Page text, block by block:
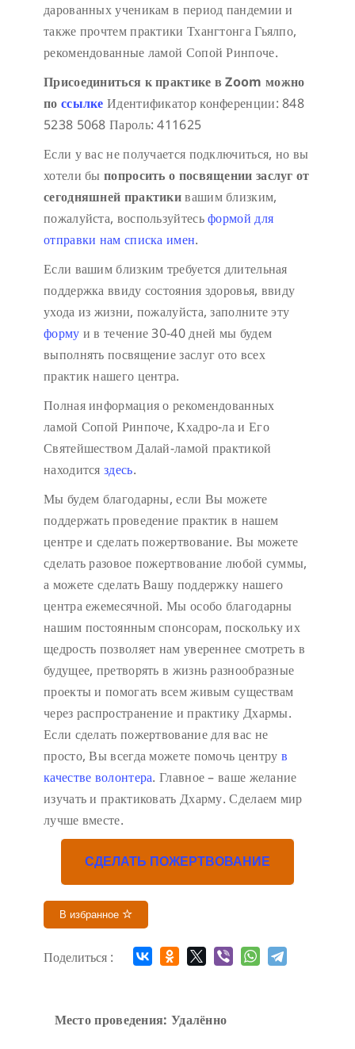
дарованных ученикам в период пандемии и
также прочтем практики Тхангтонга Гьялпо,
рекомендованные ламой Сопой Ринпоче.
Присоединиться к практике в Zoom можно
по ссылке Идентификатор конференции: 848
5238 5068 Пароль: 411625
Если у вас не получается подключиться, но вы
хотели бы попросить о посвящении заслуг от
сегодняшней практикивашим близким,
пожалуйста, воспользуйтесьформой для
отправки нам списка имен.
Если вашим близким требуется длительная
поддержка ввиду состояния здоровья, ввиду
ухода из жизни, пожалуйста, заполните эту
форму и в течение 30-40 дней мы будем
выполнять посвящение заслуг ото всех
практик нашего центра.
Полная информация о рекомендованных
ламой Сопой Ринпоче, Кхадро-ла и Его
Святейшеством Далай-ламой практикой
находитсяздесь.
Мы будем благодарны, если Вы можете
поддержать проведение практик в нашем
центре и сделать пожертвование. Вы можете
сделать разовое пожертвование любой суммы,
а можете сделать Вашу поддержку нашего
центра ежемесячной. Мы особо благодарны
нашим постоянным спонсорам, поскольку их
щедрость позволяет нам увереннее смотреть в
будущее, претворять в жизнь разнообразные
проекты и помогать всем живым существам
через распространение и практику Дхармы.
Если сделать пожертвование для вас не
просто, Вы всегда можете помочь центру в
качестве волонтера. Главное – ваше желание
изучать и практиковать Дхарму. Сделаем мир
лучше вместе.
СДЕЛАТЬ ПОЖЕРТВОВАНИЕ
В избранное
Поделиться :
Место проведения: Удалённо